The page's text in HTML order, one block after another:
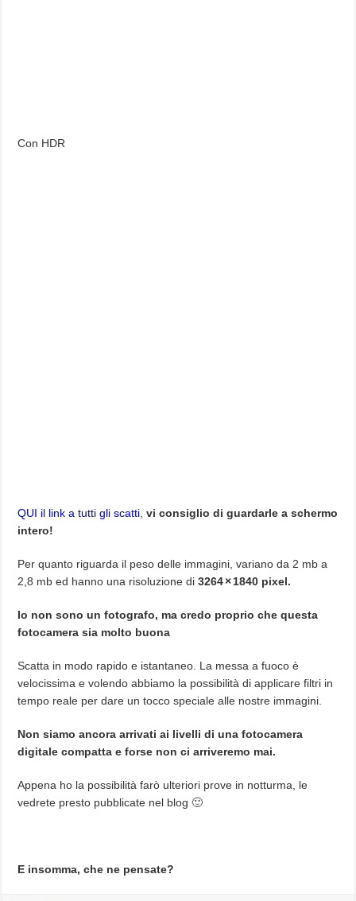
Con HDR
QUI il link a tutti gli scatti,vi consiglio di guardarle a schermo
intero!
Per quanto riguarda il peso delle immagini, variano da 2 mb a
2,8 mb ed hanno una risoluzione di3264 × 1840 pixel.
Io non sono un fotografo, ma credo proprio che questa
fotocamera sia molto buona
Scatta in modo rapido e istantaneo. La messa a fuoco è
velocissima e volendo abbiamo la possibilità di applicare filtri in
tempo reale per dare un tocco speciale alle nostre immagini.
Non siamo ancora arrivati ai livelli di una fotocamera
digitale compatta e forse non ci arriveremo mai.
Appena ho la possibilità farò ulteriori prove in notturma, le
vedrete presto pubblicate nel blog 🙂
E insomma, che ne pensate?